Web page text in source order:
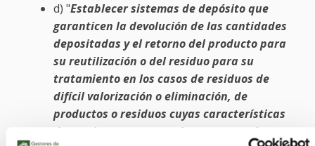
d) "Establecer sistemas de depósito que
garanticen la devolución de las cantidades
depositadas y el retorno del producto para
su reutilización o del residuo para su
tratamiento en los casos de residuos de
difícil valorización o eliminación, de
productos o residuos cuyas características
determinen que estos sistemas sean la